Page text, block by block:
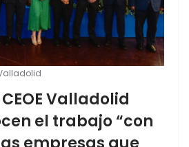
Valladolid
el trabajo “con